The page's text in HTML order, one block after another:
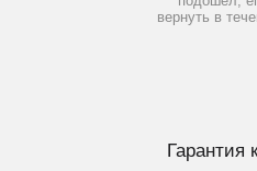
вернуть в
Гарантия